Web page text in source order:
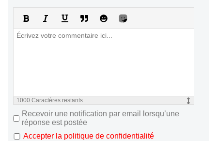
1000 Caractères restants
Recevoir une notification par email lorsqu’une
réponse est postée
Accepter la politique de confidentialité